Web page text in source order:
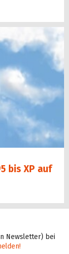
bis XP auf
Newsletter) bei